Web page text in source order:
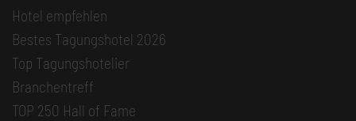
Hotel empfehlen
Bestes Tagungshotel 2026
Top Tagungshotelier
Branchentreff
TOP 250 Hall of Fame